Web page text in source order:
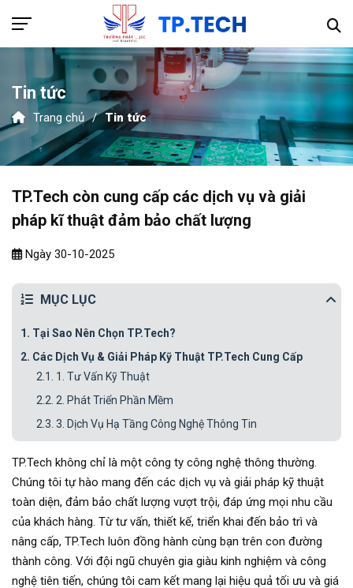
Hotline 089.915.9595
TRANG CHỦ
GIỚI THIỆU
Thiết bị khí nén
Thiết bị thủy lực
Thiết bị an toàn
MINING EQUIPMENT
GAS&OIL EQUIPMENT
Thiết bị tự động hoá
TIN TỨC
Hỏi đáp
Tin tức
Trang chủ Tin tức
TP.Tech còn cung cấp các dịch vụ và giải
pháp kĩ thuật đảm bảo chất lượng
Ngày 30-10-2025
MỤC LỤC
1. Tại Sao Nên Chọn TP.Tech?
2. Các Dịch Vụ & Giải Pháp Kỹ Thuật TP.Tech Cung Cấp
2.1. 1. Tư Vấn Kỹ Thuật
2.2. 2. Phát Triển Phần Mềm
2.3. 3. Dịch Vụ Hạ Tầng Công Nghệ Thông Tin
5. Giải Pháp Tích Hợp Hệ Thống
3.
Quy Trình Làm Việc Chuyên Nghiệp
4. Cam Kết Của TP.Tech
5.Liên Hệ Với Chúng Tôi
TP.Tech không chỉ là một công ty công nghệ thông thường.
Chúng tôi tự hào mang đến các dịch vụ và giải pháp kỹ thuật
toàn diện, đảm bảo chất lượng vượt trội, đáp ứng mọi nhu cầu
của khách hàng. Từ tư vấn, thiết kế, triển khai đến bảo trì và
nâng cấp, TP.Tech luôn đồng hành cùng bạn trên con đường
thành công. Với đội ngũ chuyên gia giàu kinh nghiệm và công
nghệ tiên tiến, chúng tôi cam kết mang lại hiệu quả tối ưu và giá